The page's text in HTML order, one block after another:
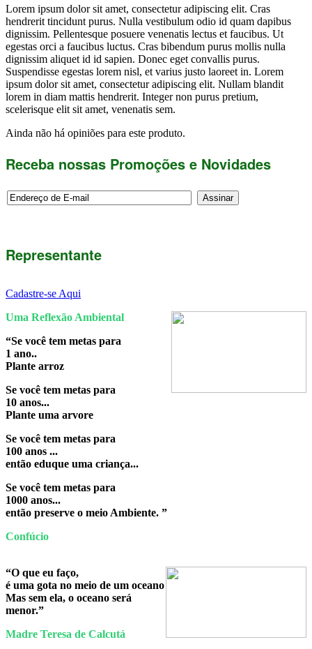
Lorem ipsum dolor sit amet, consectetur adipiscing elit. Cras
hendrerit tincidunt purus. Nulla vestibulum odio id quam dapibus
dignissim. Pellentesque posuere venenatis lectus et faucibus. Ut
egestas orci a faucibus luctus. Cras bibendum purus mollis nulla
dignissim aliquet id id sapien. Donec eget convallis purus.
Suspendisse egestas lorem nisl, et varius justo laoreet in. Lorem
ipsum dolor sit amet, consectetur adipiscing elit. Nullam blandit
lorem in diam mattis hendrerit. Integer non purus pretium,
scelerisque elit sit amet, venenatis sem.
Ainda não há opiniões para este produto.
Receba nossas Promoções e Novidades
Representante
Cadastre-se Aqui
Uma Reflexão Ambiental
“Se você tem metas para
1 ano..
Plante arroz
Se você tem metas para
10 anos...
Plante uma arvore
Se você tem metas para
100 anos ...
então eduque uma criança...
Se você tem metas para
1000 anos...
então preserve o meio Ambiente. ”
Confúcio
“O que eu faço,
é uma gota no meio de um oceano
Mas sem ela, o oceano será
menor.”
Madre Teresa de Calcutá